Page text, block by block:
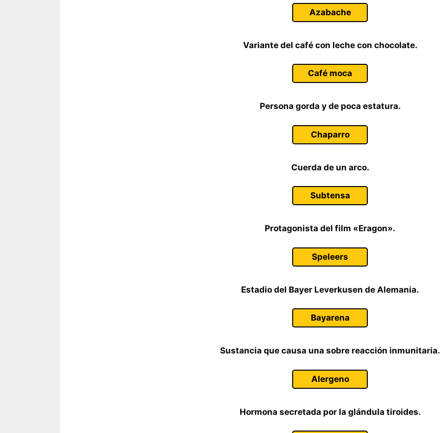
Azabache
Variante del café con leche con chocolate.
Café moca
Persona gorda y de poca estatura.
Chaparro
Cuerda de un arco.
Subtensa
Protagonista del film «Eragon».
Speleers
Estadio del Bayer Leverkusen de Alemania.
Bayarena
Sustancia que causa una sobre reacción inmunitaria.
Alergeno
Hormona secretada por la glándula tiroides.